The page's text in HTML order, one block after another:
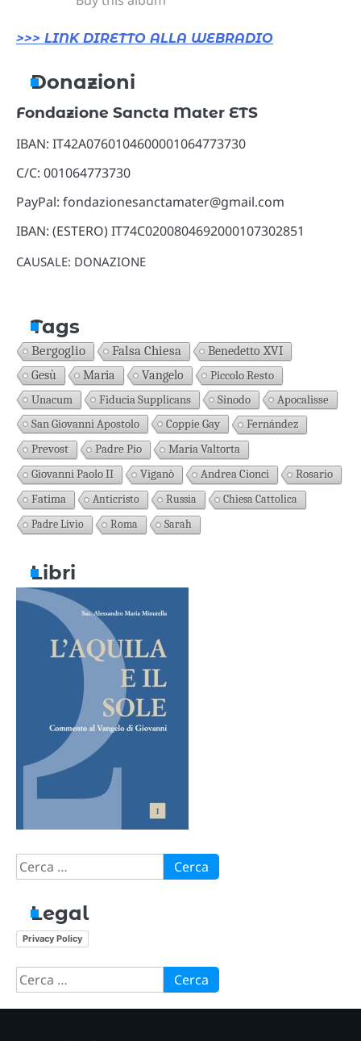
>>> LINK DIRETTO ALLA WEBRADIO
Donazioni
Fondazione Sancta Mater ETS
IBAN: IT42A0760104600001064773730
C/C: 001064773730
PayPal: fondazionesanctamater@gmail.com
IBAN: (ESTERO) IT74C0200804692000107302851
CAUSALE: DONAZIONE
Tags
Bergoglio Falsa Chiesa Benedetto XVI
Gesù Maria Vangelo
Piccolo Resto
Unacum
Fiducia Supplicans Sinodo
Apocalisse
San Giovanni Apostolo
Coppie Gay
Fernández
Prevost
Padre Pio
Maria Valtorta
Giovanni Paolo II
Viganò Andrea Cionci
Rosario
Fatima
Anticristo Russia
Chiesa Cattolica
Padre Livio
Roma Sarah
Libri
Ricerca
per:
Legal
Privacy Policy
Ricerca
per: